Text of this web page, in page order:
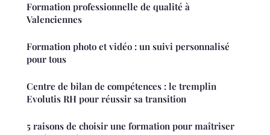
Formation professionnelle de qualité à
Valenciennes
Formation photo et vidéo : un suivi personnalisé
pour tous
Centre de bilan de compétences : le tremplin
Evolutis RH pour réussir sa transition
5 raisons de choisir une formation pour maîtriser